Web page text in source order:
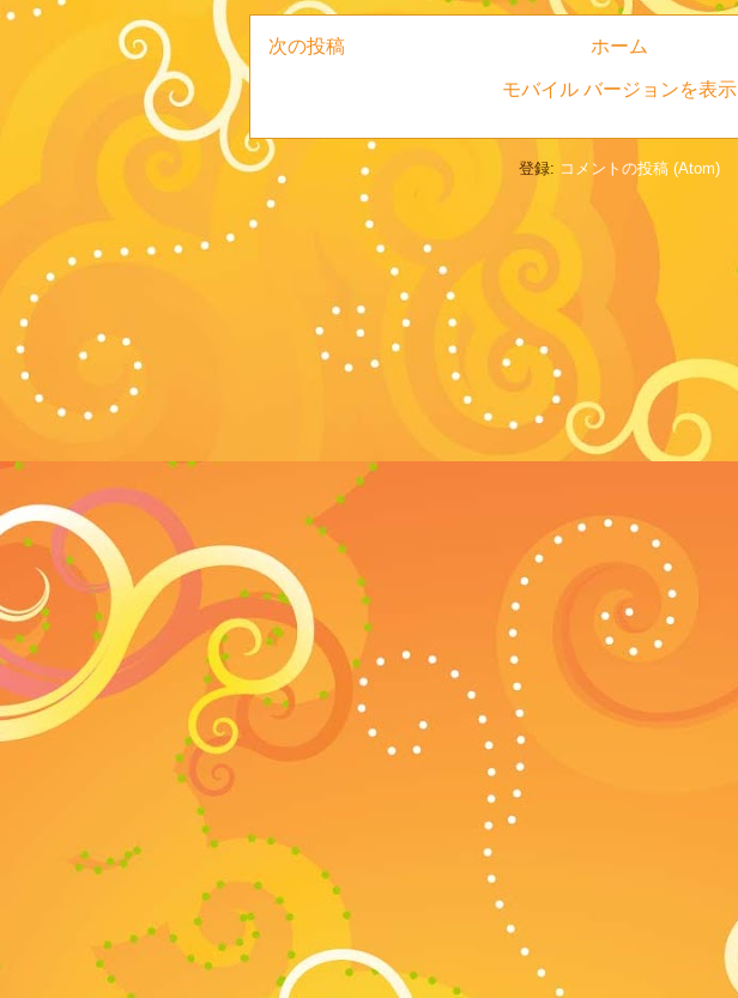
次の投稿 ホーム
モバイル バージョンを表示
登録: コメントの投稿 (Atom)